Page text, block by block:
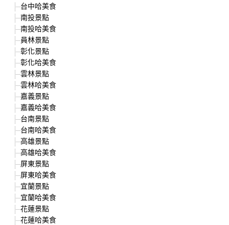
台中哈美食
南投景點
南投哈美食
員林景點
彰化景點
彰化哈美食
雲林景點
雲林哈美食
嘉義景點
嘉義哈美食
台南景點
台南哈美食
高雄景點
高雄哈美食
屏東景點
屏東哈美食
宜蘭景點
宜蘭哈美食
花蓮景點
花蓮哈美食